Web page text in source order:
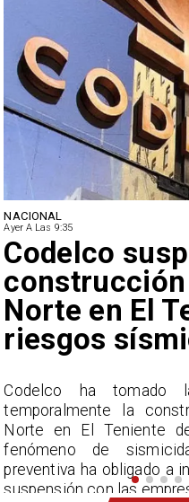
NACIONAL
Ayer A Las 9:35
Lluvias
ciudades
nunca vistos
La Dirección
acumulados sin
por encima del promedio